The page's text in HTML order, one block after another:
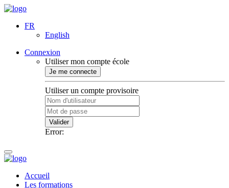
FR
English
Connexion
Utiliser mon compte école
Je me connecte
Utiliser un compte provisoire
Valider
Error:
Accueil
Les formations